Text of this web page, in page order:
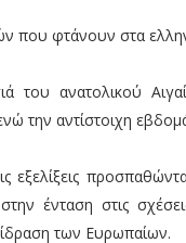
που φτάνουν στα
του ανατολικού
την αντίστοιχη
εξελίξεις
ένταση στις
των Ευρωπαίων.